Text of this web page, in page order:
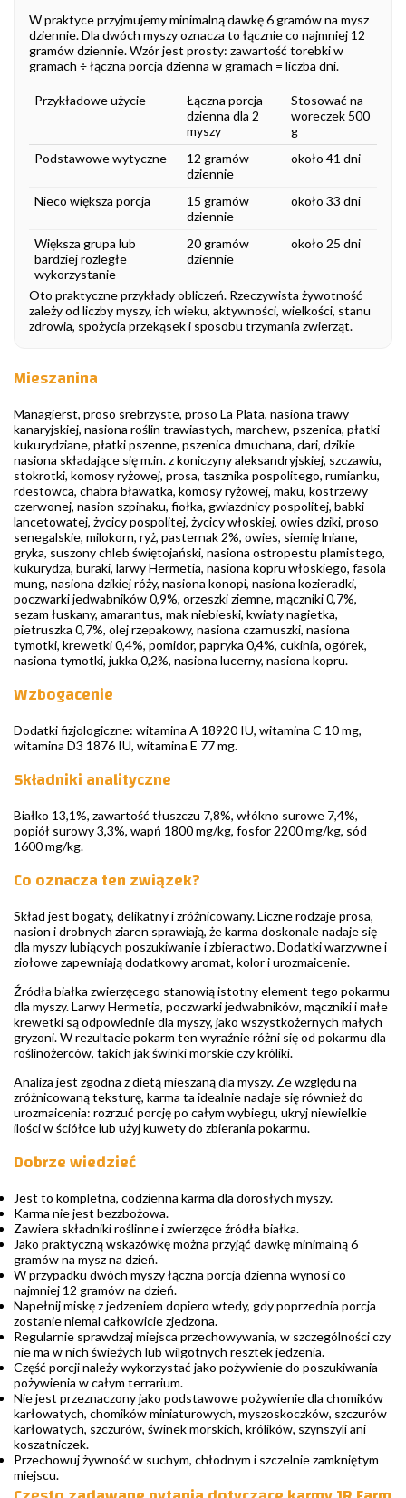
W praktyce przyjmujemy minimalną dawkę 6 gramów na mysz
dziennie. Dla dwóch myszy oznacza to łącznie co najmniej 12
gramów dziennie. Wzór jest prosty: zawartość torebki w
gramach ÷ łączna porcja dzienna w gramach = liczba dni.
Przykładowe użycie
Łączna porcja
dzienna dla 2
myszy
Stosować na
woreczek 500
g
Podstawowe wytyczne
12 gramów
dziennie
około 41 dni
Nieco większa porcja
15 gramów
dziennie
około 33 dni
Większa grupa lub
bardziej rozległe
wykorzystanie
20 gramów
dziennie
około 25 dni
Oto praktyczne przykłady obliczeń. Rzeczywista żywotność
zależy od liczby myszy, ich wieku, aktywności, wielkości, stanu
zdrowia, spożycia przekąsek i sposobu trzymania zwierząt.
Mieszanina
Managierst, proso srebrzyste, proso La Plata, nasiona trawy
kanaryjskiej, nasiona roślin trawiastych, marchew, pszenica, płatki
kukurydziane, płatki pszenne, pszenica dmuchana, dari, dzikie
nasiona składające się m.in. z koniczyny aleksandryjskiej, szczawiu,
stokrotki, komosy ryżowej, prosa, tasznika pospolitego, rumianku,
rdestowca, chabra bławatka, komosy ryżowej, maku, kostrzewy
czerwonej, nasion szpinaku, fiołka, gwiazdnicy pospolitej, babki
lancetowatej, życicy pospolitej, życicy włoskiej, owies dziki, proso
senegalskie, milokorn, ryż, pasternak 2%, owies, siemię lniane,
gryka, suszony chleb świętojański, nasiona ostropestu plamistego,
kukurydza, buraki, larwy Hermetia, nasiona kopru włoskiego, fasola
mung, nasiona dzikiej róży, nasiona konopi, nasiona kozieradki,
poczwarki jedwabników 0,9%, orzeszki ziemne, mączniki 0,7%,
sezam łuskany, amarantus, mak niebieski, kwiaty nagietka,
pietruszka 0,7%, olej rzepakowy, nasiona czarnuszki, nasiona
tymotki, krewetki 0,4%, pomidor, papryka 0,4%, cukinia, ogórek,
nasiona tymotki, jukka 0,2%, nasiona lucerny, nasiona kopru.
Wzbogacenie
Dodatki fizjologiczne: witamina A 18920 IU, witamina C 10 mg,
witamina D3 1876 IU, witamina E 77 mg.
Składniki analityczne
Białko 13,1%, zawartość tłuszczu 7,8%, włókno surowe 7,4%,
popiół surowy 3,3%, wapń 1800 mg/kg, fosfor 2200 mg/kg, sód
1600 mg/kg.
Co oznacza ten związek?
Skład jest bogaty, delikatny i zróżnicowany. Liczne rodzaje prosa,
nasion i drobnych ziaren sprawiają, że karma doskonale nadaje się
dla myszy lubiących poszukiwanie i zbieractwo. Dodatki warzywne i
ziołowe zapewniają dodatkowy aromat, kolor i urozmaicenie.
Źródła białka zwierzęcego stanowią istotny element tego pokarmu
dla myszy. Larwy Hermetia, poczwarki jedwabników, mączniki i małe
krewetki są odpowiednie dla myszy, jako wszystkożernych małych
gryzoni. W rezultacie pokarm ten wyraźnie różni się od pokarmu dla
roślinożerców, takich jak świnki morskie czy króliki.
Analiza jest zgodna z dietą mieszaną dla myszy. Ze względu na
zróżnicowaną teksturę, karma ta idealnie nadaje się również do
urozmaicenia: rozrzuć porcję po całym wybiegu, ukryj niewielkie
ilości w ściółce lub użyj kuwety do zbierania pokarmu.
Dobrze wiedzieć
Jest to kompletna, codzienna karma dla dorosłych myszy.
Karma nie jest bezzbożowa.
Zawiera składniki roślinne i zwierzęce źródła białka.
Jako praktyczną wskazówkę można przyjąć dawkę minimalną 6
gramów na mysz na dzień.
W przypadku dwóch myszy łączna porcja dzienna wynosi co
najmniej 12 gramów na dzień.
Napełnij miskę z jedzeniem dopiero wtedy, gdy poprzednia porcja
zostanie niemal całkowicie zjedzona.
Regularnie sprawdzaj miejsca przechowywania, w szczególności czy
nie ma w nich świeżych lub wilgotnych resztek jedzenia.
Część porcji należy wykorzystać jako pożywienie do poszukiwania
pożywienia w całym terrarium.
Nie jest przeznaczony jako podstawowe pożywienie dla chomików
karłowatych, chomików miniaturowych, myszoskoczków, szczurów
karłowatych, szczurów, świnek morskich, królików, szynszyli ani
koszatniczek.
Przechowuj żywność w suchym, chłodnym i szczelnie zamkniętym
miejscu.